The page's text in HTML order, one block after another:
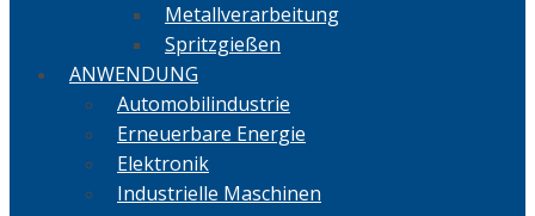
Metallverarbeitung
Spritzgießen
ANWENDUNG
Automobilindustrie
Erneuerbare Energie
Elektronik
Industrielle Maschinen